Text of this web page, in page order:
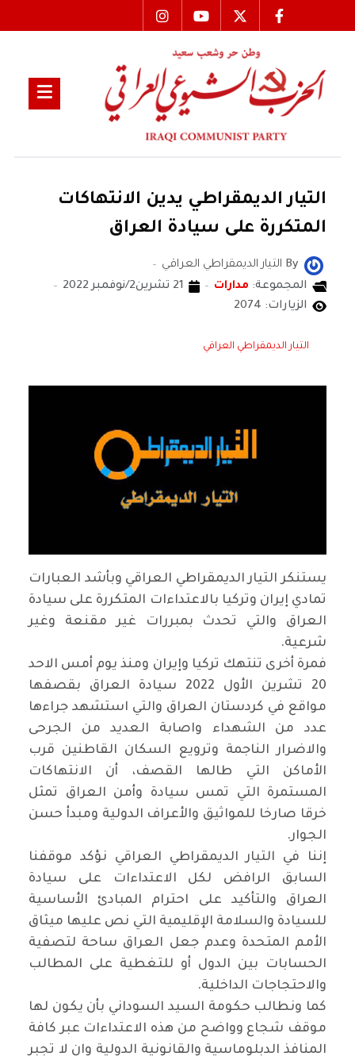
التيار الديمقراطي يدين الانتهاكات
المتكررة على سيادة العراق
By التيار الديمقراطي العراقي
المجموعة: مدارات
21 تشرين2/نوفمبر 2022
الزيارات: 2074
التيار الديمقراطي العراقي
يستنكر التيار الديمقراطي العراقي وبأشد العبارات
تمادي إيران وتركيا بالاعتداءات المتكررة على سيادة
العراق والتي تحدث بمبررات غير مقنعة وغير
شرعية.
فمرة أخرى تنتهك تركيا وإيران ومنذ يوم أمس الاحد
20 تشرين الأول 2022 سيادة العراق بقصفها
مواقع في كردستان العراق والتي استشهد جراءها
عدد من الشهداء واصابة العديد من الجرحى
والاضرار الناجمة وترويع السكان القاطنين قرب
الأماكن التي طالها القصف، أن الانتهاكات
المستمرة التي تمس سيادة وأمن العراق تمثل
خرقا صارخا للمواثيق والأعراف الدولية ومبدأ حسن
الجوار.
إننا في التيار الديمقراطي العراقي نؤكد موقفنا
السابق الرافض لكل الاعتداءات على سيادة
العراق والتأكيد على احترام المبادئ الأساسية
للسيادة والسلامة الإقليمية التي نص عليها ميثاق
الأمم المتحدة وعدم جعل العراق ساحة لتصفية
الحسابات بين الدول أو للتغطية على المطالب
والاحتجاجات الداخلية.
كما ونطالب حكومة السيد السوداني بأن يكون لها
موقف شجاع وواضح من هذه الاعتداءات عبر كافة
المنافذ الدبلوماسية والقانونية الدولية وان لا تجبر